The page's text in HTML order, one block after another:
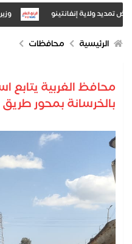
ولاية إنفانتينو وزير
الرئيسية محافظات
محافظ الغربية يتابع
بالخرسانة بمحور